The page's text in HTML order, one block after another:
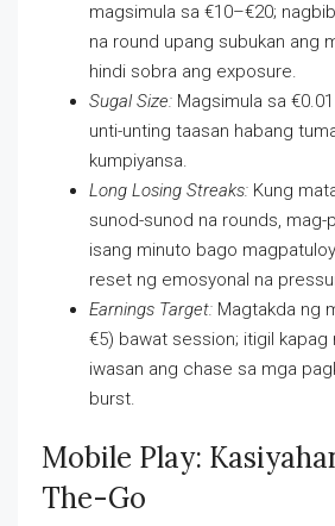
magsimula sa €10–€20;
na round upang subukan ang
hindi sobra ang exposure.
Sugal Size: Magsimula sa
unti-unting taasan habang
kumpiyansa.
Long Losing Streaks: Kung
sunod-sunod na rounds, mag-
isang minuto bago
reset ng emosyonal na
Earnings Target: Magtakda ng
€5) bawat session; itigil
iwasan ang chase sa mga
burst.
Mobile Play:
The-Go